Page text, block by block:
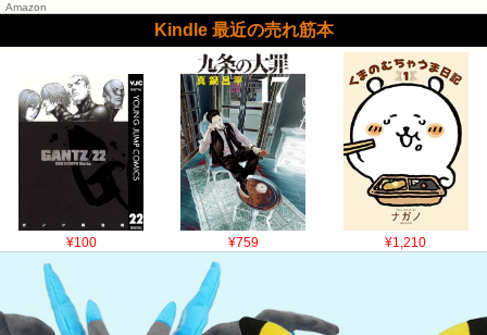
Amazon
Kindle 最近の売れ筋本
¥100 ¥759 ¥1,210